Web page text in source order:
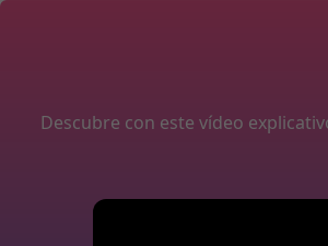
Descubre con este vídeo